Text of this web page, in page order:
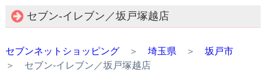
セブン‐イレブン／坂戸塚越店
セブンネットショッピング＞ 埼玉県 ＞ 坂戸市
＞ セブン‐イレブン／坂戸塚越店